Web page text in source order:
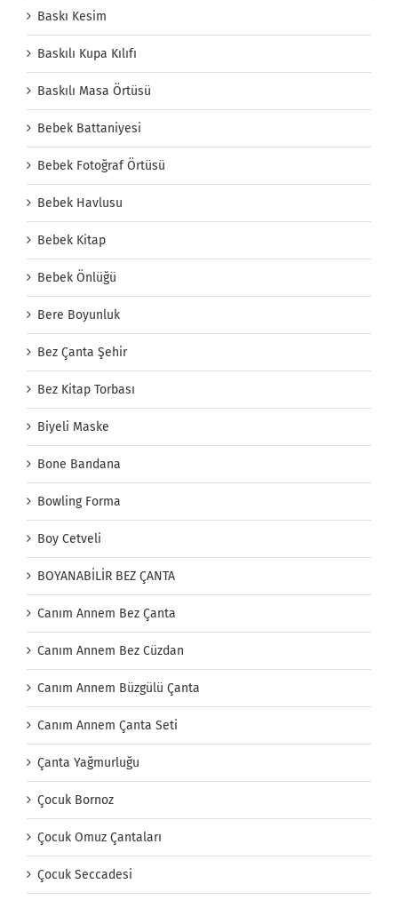
Baskı Kesim
Baskılı Kupa Kılıfı
Baskılı Masa Örtüsü
Bebek Battaniyesi
Bebek Fotoğraf Örtüsü
Bebek Havlusu
Bebek Kitap
Bebek Önlüğü
Bere Boyunluk
Bez Çanta Şehir
Bez Kitap Torbası
Biyeli Maske
Bone Bandana
Bowling Forma
Boy Cetveli
BOYANABİLİR BEZ ÇANTA
Canım Annem Bez Çanta
Canım Annem Bez Cüzdan
Canım Annem Büzgülü Çanta
Canım Annem Çanta Seti
Çanta Yağmurluğu
Çocuk Bornoz
Çocuk Omuz Çantaları
Çocuk Seccadesi